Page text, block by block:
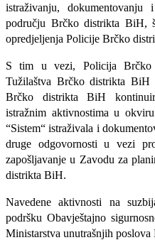
istraživanju,
području Brčko distrikta BiH,
opredjeljenja Policije Brčko
S tim u vezi, Policija
Tužilaštva Brčko distrikta BiH
Brčko distrikta BiH
istražnim aktivnostima u
“Sistem“ istraživala i
druge odgovornosti u vezi
zapošljavanje u Zavodu za
distrikta BiH.
Navedene aktivnosti na
podršku Obavještajno
Ministarstva unutrašnjih poslova